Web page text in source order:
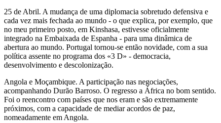
25 de Abril. A mudança de uma diplomacia sobretudo defensiva e
cada vez mais fechada ao mundo - o que explica, por exemplo, que
no meu primeiro posto, em Kinshasa, estivesse oficialmente
integrado na Embaixada de Espanha - para uma dinâmica de
abertura ao mundo. Portugal tornou-se então novidade, com a sua
política assente no programa dos «3 D» - democracia,
desenvolvimento e descolonização.
Angola e Moçambique. A participação nas negociações,
acompanhando Durão Barroso. O regresso a África no bom sentido.
Foi o reencontro com países que nos eram e são extremamente
próximos, com a capacidade de mediar acordos de paz,
nomeadamente em Angola.